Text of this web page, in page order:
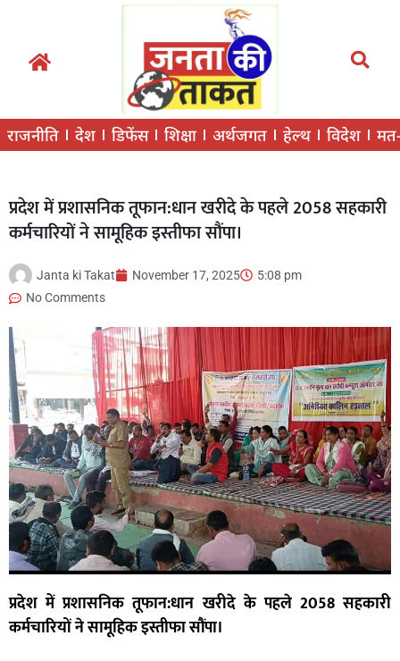
राजनीति देश डिफेंस शिक्षा अर्थजगत हेल्थ विदेश
प्रदेश में प्रशासनिक तूफान:धान खरीदे के पहले 2058 सहकारी
कर्मचारियों ने सामूहिक इस्तीफा सौंपा।
Janta ki Takat November 17, 2025
5:08 pm
No Comments
प्रदेश में प्रशासनिक तूफान:धान खरीदे के पहले 2058 सहकारी
कर्मचारियों ने सामूहिक इस्तीफा सौंपा।